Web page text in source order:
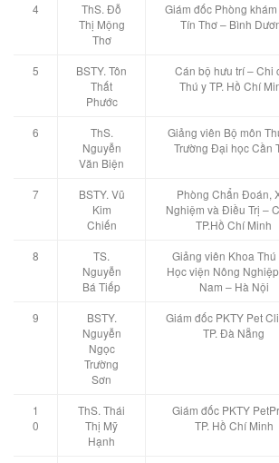
4
ThS. Đỗ
Thị Mộng
Thơ
Giám đốc Phòng
Tín Thơ – Bình
5
BSTY. Tôn
Thất
Phước
Cán bộ hưu trí – Chi
Thú y TP. Hồ Chí
6
ThS.
Nguyễn
Văn Biện
Giảng viên Bộ môn
Trường Đại học Cần
7
BSTY. Vũ
Kim
Chiến
Phòng Chẩn Đoán,
Nghiệm và Điều Trị –
TP.Hồ Chí Minh
8
TS.
Nguyễn
Bá Tiếp
Giảng viên Khoa Thú
Học viện Nông
Nam – Hà Nội
9
BSTY.
Nguyễn
Ngọc
Trường
Sơn
Giám đốc PKTY Pet
TP. Đà Nẵng
1
0
ThS. Thái
Thị Mỹ
Hạnh
Giám đốc PKTY
TP. Hồ Chí Minh